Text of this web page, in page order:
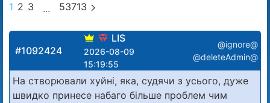
1 2 3 ... 53713
#1092424
LIS
2026-08-09
15:19:55
@ignore@
@deleteAdmin@
На створювали хуйні, яка, судячи з усього, дуже
швидко принесе набаго більше проблем чим